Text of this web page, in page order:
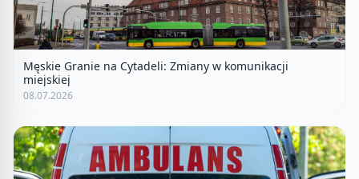
Męskie Granie na Cytadeli: Zmiany w komunikacji
miejskiej
08.07.2026